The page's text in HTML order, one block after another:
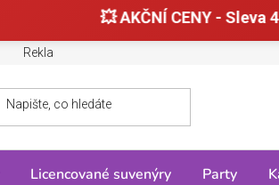
💥 AKČNÍ CENY - Sleva
Reklamace, výměny a vrácení zboží
Licencované suvenýry Party